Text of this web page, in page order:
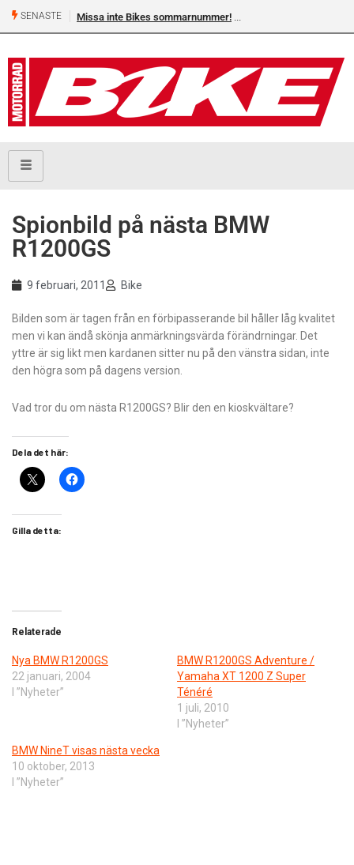
SENASTE Missa inte Bikes sommarnummer!
Spionbild på nästa BMW
R1200GS
9 februari, 2011 Bike
Bilden som är tagen från en förbipasserande bil håller låg kvalitet
men vi kan ändå skönja anmärkningsvärda förändrningar. Det
yttre är sig likt men kardanen sitter nu på den vänstra sidan, inte
den högra som på dagens version.
Vad tror du om nästa R1200GS? Blir den en kioskvältare?
Dela det här:
Gilla detta:
Relaterade
Nya BMW R1200GS
22 januari, 2004
I ”Nyheter”
BMW R1200GS Adventure /
Yamaha XT 1200 Z Super
Ténéré
1 juli, 2010
I ”Nyheter”
BMW NineT visas nästa vecka
10 oktober, 2013
I ”Nyheter”